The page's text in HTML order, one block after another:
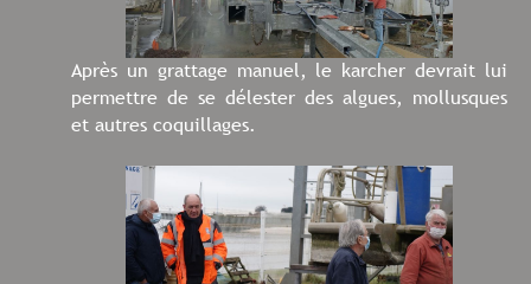
Après un grattage manuel, le karcher devrait lui
permettre de se délester des algues, mollusques
et autres coquillages.